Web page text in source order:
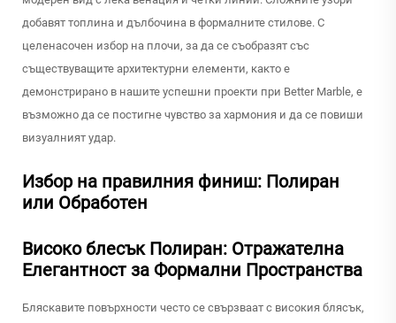
добавят топлина и дълбочина в формалните стилове. С
целенасочен избор на плочи, за да се съобразят със
съществуващите архитектурни елементи, както е
демонстрирано в нашите успешни проекти при Better Marble, е
възможно да се постигне чувство за хармония и да се повиши
визуалният удар.
Избор на правилния финиш: Полиран
или Обработен
Високо блесък Полиран: Отражателна
Елегантност за Формални Пространства
Бляскавите повърхности често се свързваат с високия блясък,